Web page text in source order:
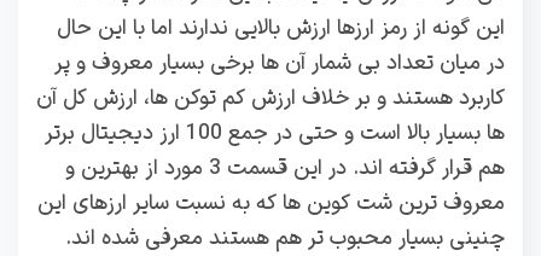
این گونه از رمز ارزها ارزش بالایی ندارند اما با این حال
در میان تعداد بی شمار آن ها برخی بسیار معروف و پر
کاربرد هستند و بر خلاف ارزش کم توکن ها، ارزش کل آن
ها بسیار بالا است و حتی در جمع 100 ارز دیجیتال برتر
هم قرار گرفته اند. در این قسمت 3 مورد از بهترین و
معروف ترین شت کوین ها که به نسبت سایر ارزهای این
چنینی بسیار محبوب تر هم هستند معرفی شده اند.